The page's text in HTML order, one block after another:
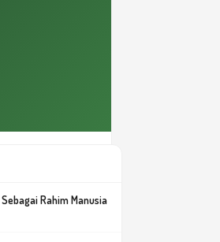
Rahim Manusia